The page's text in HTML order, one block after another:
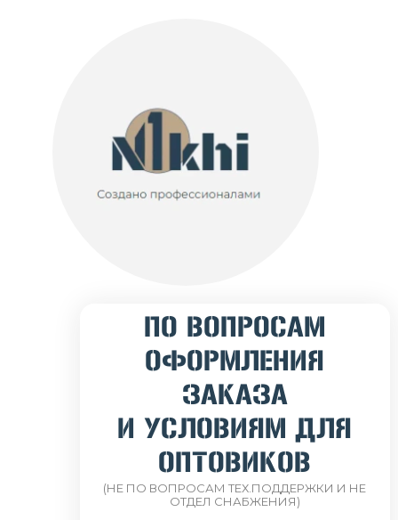
ПО ВОПРОСАМ
ОФОРМЛЕНИЯ
ЗАКАЗА
И УСЛОВИЯМ ДЛЯ
ОПТОВИКОВ
(НЕ ПО ВОПРОСАМ ТЕХ.ПОДДЕРЖКИ И НЕ
ОТДЕЛ СНАБЖЕНИЯ)